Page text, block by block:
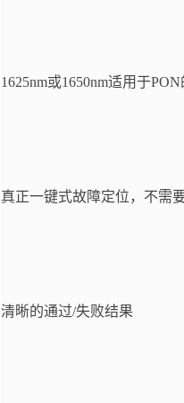
1625nm或1650nm适用于
真正一键式故障定位，不需
清晰的通过/失败结果